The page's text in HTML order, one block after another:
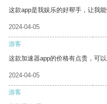
这款app是我娱乐的好帮手，让我
2024-04-05
游客
这款加速器app的价格有点贵，可
2024-04-05
游客